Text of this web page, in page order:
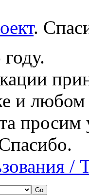
.
и
просим
/